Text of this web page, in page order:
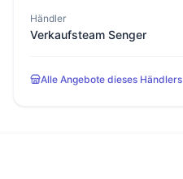
Händler
Verkaufsteam Senger
Alle Angebote dieses Händlers